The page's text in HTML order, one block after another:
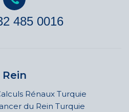
485 0016
Rein
Rénaux Turquie
du Rein Turquie